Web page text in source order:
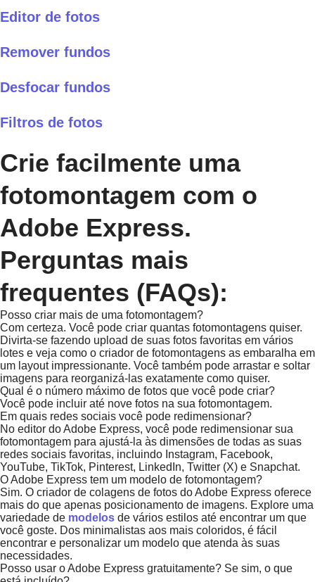
Editor de fotos
Remover fundos
Desfocar fundos
Filtros de fotos
Crie facilmente uma
fotomontagem com o
Adobe Express.
Perguntas mais
frequentes (FAQs):
Posso criar mais de uma fotomontagem?
Com certeza. Você pode criar quantas fotomontagens quiser.
Divirta-se fazendo upload de suas fotos favoritas em vários
lotes e veja como o criador de fotomontagens as embaralha em
um layout impressionante. Você também pode arrastar e soltar
imagens para reorganizá-las exatamente como quiser.
Qual é o número máximo de fotos que você pode criar?
Você pode incluir até nove fotos na sua fotomontagem.
Em quais redes sociais você pode redimensionar?
No editor do Adobe Express, você pode redimensionar sua
fotomontagem para ajustá-la às dimensões de todas as suas
redes sociais favoritas, incluindo Instagram, Facebook,
YouTube, TikTok, Pinterest, LinkedIn, Twitter (X) e Snapchat.
O Adobe Express tem um modelo de fotomontagem?
Sim. O criador de colagens de fotos do Adobe Express oferece
mais do que apenas posicionamento de imagens. Explore uma
variedade de modelos de vários estilos até encontrar um que
você goste. Dos minimalistas aos mais coloridos, é fácil
encontrar e personalizar um modelo que atenda às suas
necessidades.
Posso usar o Adobe Express gratuitamente? Se sim, o que